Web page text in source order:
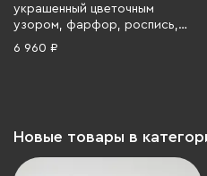
украшенный цветочным
узором, фарфор, роспись,
золочение, Российская
6 960 ₽
Новые товары в